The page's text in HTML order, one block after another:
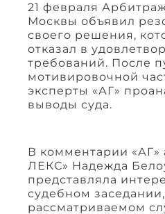
21 февраля
Москвы объявил
своего решения,
отказал в
требований. После
мотивировочной
эксперты «АГ»
выводы суда.
В комментарии
ЛЕКС» Надежда
представляла
судебном
рассматриваемом